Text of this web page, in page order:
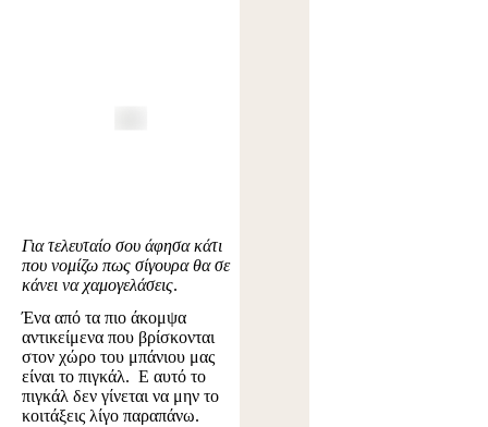
Για τελευταίο σου άφησα κάτι
που νομίζω πως σίγουρα θα σε
κάνει να χαμογελάσεις.
Ένα από τα πιο άκομψα
αντικείμενα που βρίσκονται
στον χώρο του μπάνιου μας
είναι το πιγκάλ. Ε αυτό το
πιγκάλ δεν γίνεται να μην το
κοιτάξεις λίγο παραπάνω.